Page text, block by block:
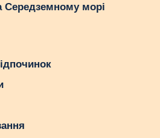
Середземному морі